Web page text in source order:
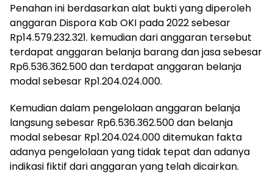
Penahan ini berdasarkan alat bukti yang diperoleh
anggaran Dispora Kab OKI pada 2022 sebesar
Rp14.579.232.321. kemudian dari anggaran tersebut
terdapat anggaran belanja barang dan jasa sebesar
Rp6.536.362.500 dan terdapat anggaran belanja
modal sebesar Rp1.204.024.000.
Kemudian dalam pengelolaan anggaran belanja
langsung sebesar Rp6.536.362.500 dan belanja
modal sebesar Rp1.204.024.000 ditemukan fakta
adanya pengelolaan yang tidak tepat dan adanya
indikasi fiktif dari anggaran yang telah dicairkan.